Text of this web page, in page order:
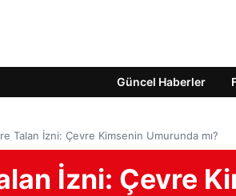
Güncel Haberler
Talan İzni: Çevre Kimsenin Umurunda mı?
İzni: Çevre